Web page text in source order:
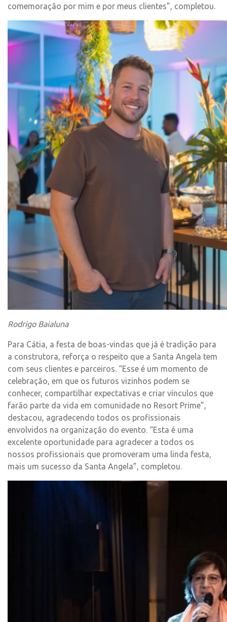
comemoração por mim e por meus clientes”, completou.
Rodrigo Baialuna
Para Cátia, a festa de boas-vindas que já é tradição para
a construtora, reforça o respeito que a Santa Angela tem
com seus clientes e parceiros. “Esse é um momento de
celebração, em que os futuros vizinhos podem se
conhecer, compartilhar expectativas e criar vínculos que
farão parte da vida em comunidade no Resort Prime”,
destacou, agradecendo todos os profissionais
envolvidos na organização do evento. “Esta é uma
excelente oportunidade para agradecer a todos os
nossos profissionais que promoveram uma linda festa,
mais um sucesso da Santa Angela”, completou.